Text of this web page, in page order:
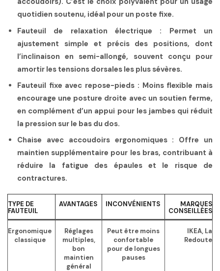
quotidien soutenu, idéal pour un poste fixe.
Fauteuil de relaxation électrique : Permet un
ajustement simple et précis des positions, dont
l’inclinaison en semi-allongé, souvent conçu pour
amortir les tensions dorsales les plus sévères.
Fauteuil fixe avec repose-pieds : Moins flexible mais
encourage une posture droite avec un soutien ferme,
en complément d’un appui pour les jambes qui réduit
la pression sur le bas du dos.
Chaise avec accoudoirs ergonomiques: Offre un
maintien supplémentaire pour les bras, contribuant à
réduire la fatigue des épaules et le risque de
contractures.
TYPE DE
FAUTEUIL
AVANTAGES INCONVÉNIENTS
MARQUES
CONSEILLÉES
Ergonomique
classique
Réglages
multiples,
bon
maintien
général
Peut être moins
confortable
pour de longues
pauses
IKEA, La
Redoute